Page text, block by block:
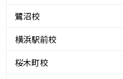
鷺沼校
横浜駅前校
桜木町校